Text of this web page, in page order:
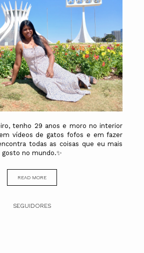
tenho 29 anos e moro no interior
vídeos de gatos fofos e em fazer
todas as coisas que eu mais
gosto no mundo.✨
READ MORE
SEGUIDORES